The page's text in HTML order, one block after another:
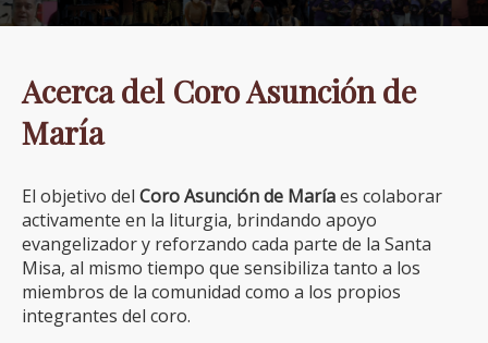
Acerca del Coro Asunción de
María
El objetivo del Coro Asunción de Maríaes colaborar
activamente en la liturgia, brindando apoyo
evangelizador y reforzando cada parte de la Santa
Misa, al mismo tiempo que sensibiliza tanto a los
miembros de la comunidad como a los propios
integrantes del coro.